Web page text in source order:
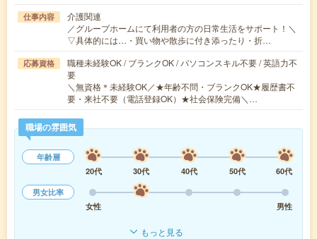
仕事内容
介護関連
／グループホームにて利用者の方の日常生活をサポート！＼
▽具体的には…・買い物や散歩に付き添ったり・折…
応募資格
職種未経験OK / ブランクOK / パソコンスキル不要 / 英語力不
要
＼無資格＊未経験OK／★年齢不問・ブランクOK★履歴書不
要・来社不要（電話登録OK）★社会保険完備＼…
職場の雰囲気
年齢層
20代
30代 40代 50代
60代
男女比率
女性
男性
もっと見る